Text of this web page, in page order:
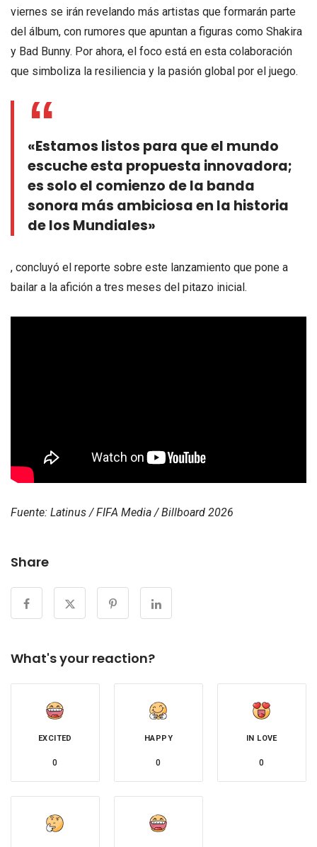
viernes se irán revelando más artistas que formarán parte
del álbum, con rumores que apuntan a figuras como Shakira
y Bad Bunny. Por ahora, el foco está en esta colaboración
que simboliza la resiliencia y la pasión global por el juego.
«Estamos listos para que el mundo
escuche esta propuesta innovadora;
es solo el comienzo de la banda
sonora más ambiciosa en la historia
de los Mundiales»
, concluyó el reporte sobre este lanzamiento que pone a
bailar a la afición a tres meses del pitazo inicial.
Fuente: Latinus / FIFA Media / Billboard 2026
Share
What's your reaction?
EXCITED
0
HAPPY
0
IN LOVE
0